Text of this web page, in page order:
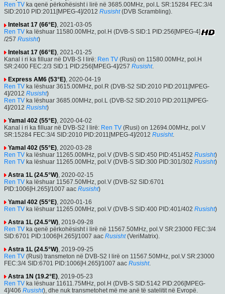
Ren TV ka qenë përkohësisht i lirë në 3685.00MHz, pol.L SR:15284 FEC:3/4
SID:2010 PID:2011[MPEG-4]/2012 Rusisht(DVB Scrambling).
Intelsat 17 (66°E), 2021-03-05
Ren TV ka lëshuar 11580.00MHz, pol.H (DVB-S SID:1 PID:256[MPEG-4]
/257 Rusisht)
Intelsat 17 (66°E) , 2021-01-25
Kanal i ri ka filluar në DVB-S I lirë: Ren TV (Rusi) on 11580.00MHz, pol.H
SR:2400 FEC:2/3 SID:1 PID:256[MPEG-4]/257 Rusisht.
Express AM6 (53°E) , 2020-04-19
Ren TV ka lëshuar 3615.00MHz, pol.R (DVB-S2 SID:2010 PID:2011[MPEG-
4]/2012 Rusisht)
Ren TV ka lëshuar 3685.00MHz, pol.L (DVB-S2 SID:2010 PID:2011[MPEG-
4]/2012 Rusisht)
Yamal 402 (55°E) , 2020-04-02
Kanal i ri ka filluar në DVB-S2 I lirë: Ren TV (Rusi) on 12694.00MHz, pol.V
SR:15284 FEC:3/4 SID:2010 PID:2011[MPEG-4]/2012 Rusisht.
Yamal 402 (55°E) , 2020-03-28
Ren TV ka lëshuar 11265.00MHz, pol.V (DVB-S SID:450 PID:451/452 Rusisht)
Ren TV ka lëshuar 11265.00MHz, pol.V (DVB-S SID:300 PID:301/302 Rusisht)
Astra 1L (24.5°W) , 2020-02-15
Ren TV ka lëshuar 11567.50MHz, pol.V (DVB-S2 SID:6701
PID:1006[H.265]/1007 aac Rusisht)
Yamal 402 (55°E) , 2020-01-16
Ren TV ka lëshuar 11265.00MHz, pol.V (DVB-S SID:400 PID:401/402 Rusisht)
Astra 1L (24.5°W) , 2019-09-28
Ren TV ka qenë përkohësisht i lirë në 11567.50MHz, pol.V SR:23000 FEC:3/4
SID:6701 PID:1006[H.265]/1007 aac Rusisht(VeriMatrix).
Astra 1L (24.5°W) , 2019-09-25
Ren TV (Rusi) transmeton në DVB-S2 I lirë on 11567.50MHz, pol.V SR:23000
FEC:3/4 SID:6701 PID:1006[H.265]/1007 aac Rusisht.
Astra 1N (19.2°E) , 2019-05-23
Ren TV ka lëshuar 11611.75MHz, pol.H (DVB-S SID:5142 PID:206[MPEG-
4]/406 Rusisht), dhe nuk transmetohet më me anë të satelitit në Evropë.